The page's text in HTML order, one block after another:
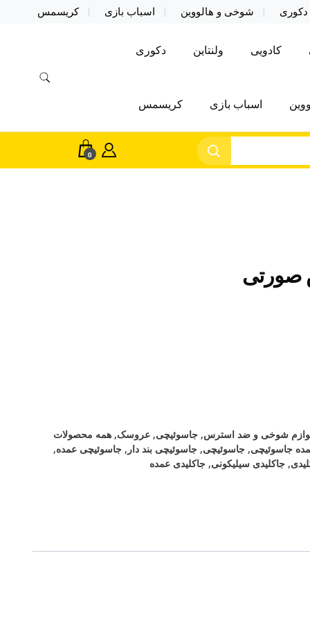
دکوری شوخی و هالووین اسباب بازی کریسمس
کادویی ولنتاین دکوری
اسباب بازی کریسمس
0
صورتی
شوخی و ضد استرس, جاسوئیچی, عروسک, همه محصولات
جاسوئیچی, جاسوئیچی, جاسوئیچی بند دار , جاسوئیچی عمده,
, جاکلیدی سیلیکونی, جاکلیدی عمده